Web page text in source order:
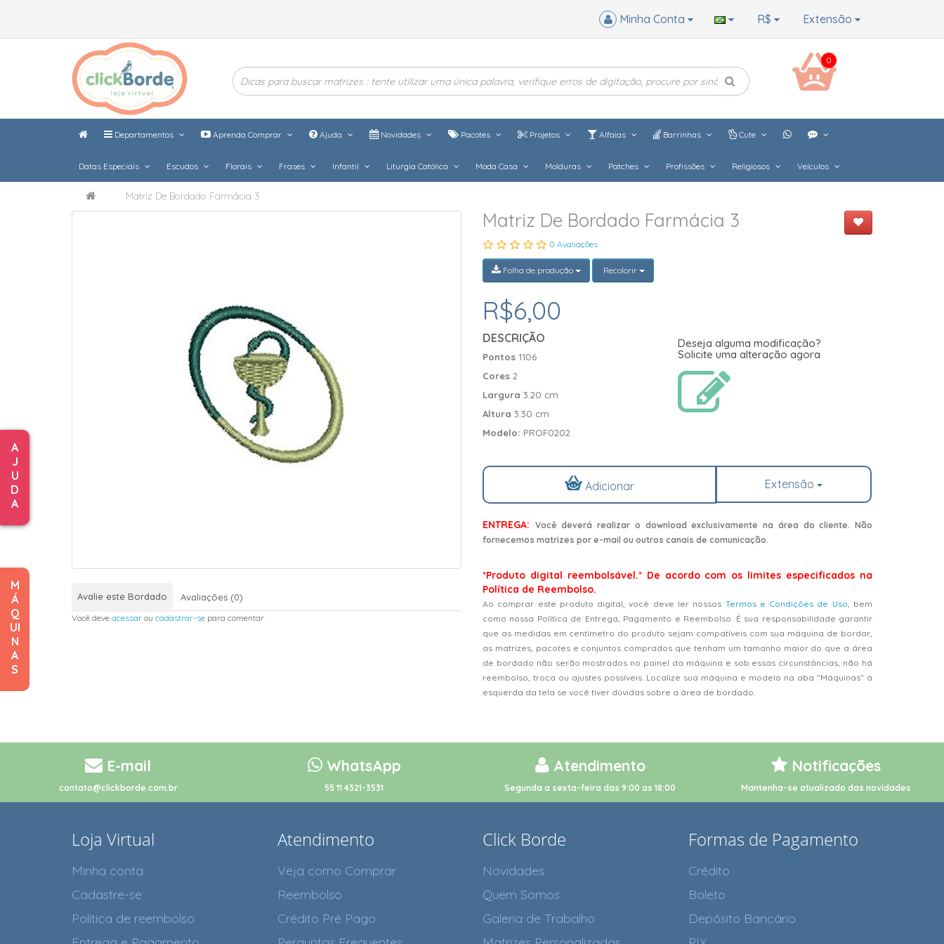
A
J
U
D
A
M
Á
Q
UI
N
A
S
Extensão
R$
Minha Conta
0
Departamentos Aprenda Comprar Ajuda Novidades Pacotes Projetos Alfaias Barrinhas Cute
Datas Especiais Escudos Florais Frases Infantil Liturgia Católica Moda Casa Molduras Patches Profissões Religiosos Veículos
Matriz De Bordado Farmácia 3
Avalie este Bordado Avaliações (0)
Você deve acessar ou cadastrar-se para comentar.
Matriz De Bordado Farmácia 3
0 Avaliações
Folha de produção Recolorir
R$6,00
DESCRIÇÃO
Pontos 1106
Cores 2
Largura 3.20 cm
Altura 3.30 cm
Modelo: PROF0202
Deseja alguma modificação?
Solicite uma alteração agora
Adicionar Extensão
ENTREGA: Você deverá realizar o download exclusivamente na área do cliente. Não
fornecemos matrizes por e-mail ou outros canais de comunicação.
*Produto digital reembolsável.* De acordo com os limites especificados na
Política de Reembolso.
Ao comprar este produto digital, você deve ler nossos Termos e Condições de Uso , bem
como nossa Política de Entrega, Pagamento e Reembolso. É sua responsabilidade garantir
que as medidas em centímetro do produto sejam compatíveis com sua máquina de bordar,
as matrizes, pacotes e conjuntos comprados que tenham um tamanho maior do que a área
de bordado não serão mostrados no painel da máquina e sob essas circunstâncias, não há
reembolso, troca ou ajustes possíveis. Localize sua máquina e modelo na aba "Máquinas" à
esquerda da tela se você tiver dúvidas sobre a área de bordado.
E-mail
contato@clickborde.com.br
WhatsApp
55 11 4321-3531
Atendimento
Segunda a sexta-feira das 9:00 as 18:00
Notificações
Mantenha-se atualizado das novidades
Loja Virtual
Minha conta
Cadastre-se
Política de reembolso
Atendimento
Veja como Comprar
Reembolso
Crédito Pré Pago
Click Borde
Novidades
Quem Somos
Galeria de Trabalho
Formas de Pagamento
Crédito
Boleto
Depósito Bancário